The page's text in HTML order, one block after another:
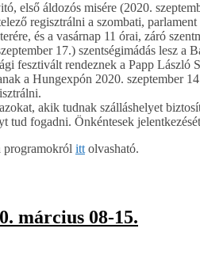
első áldozós misére (2020.
regisztrálni a szombati,
és a vasárnap 11 órai, záró
17.) szentségimádás lesz a
fesztivált rendeznek a Papp László
a Hungexpón 2020. szeptember
akik tudnak szálláshelyet
tud fogadni. Önkéntesek
programokról ittolvasható.
március 08-15.